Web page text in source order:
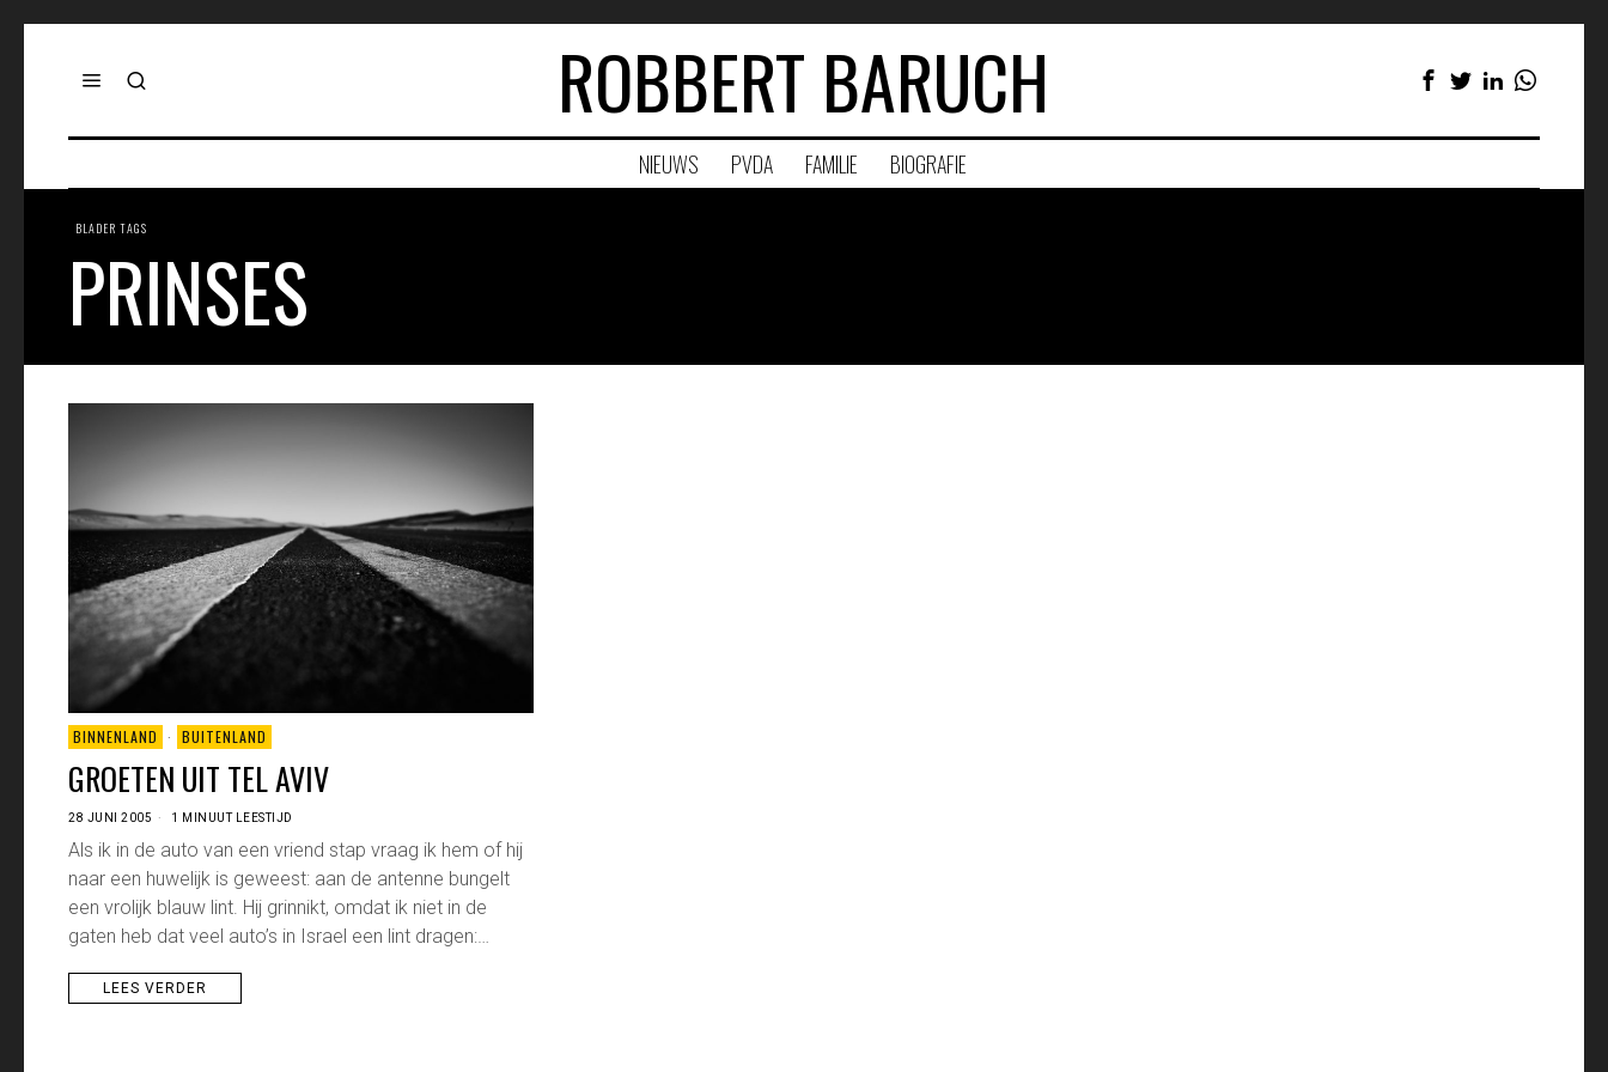
ROBBERT BARUCH
NIEUWS PVDA FAMILIE BIOGRAFIE
BLADER TAGS
PRINSES
BINNENLAND · BUITENLAND
GROETEN UIT TEL AVIV
28 JUNI 2005 1 MINUUT LEESTIJD
Als ik in de auto van een vriend stap vraag ik hem of hij
naar een huwelijk is geweest: aan de antenne bungelt
een vrolijk blauw lint. Hij grinnikt, omdat ik niet in de
gaten heb dat veel auto’s in Israel een lint dragen:…
LEES VERDER